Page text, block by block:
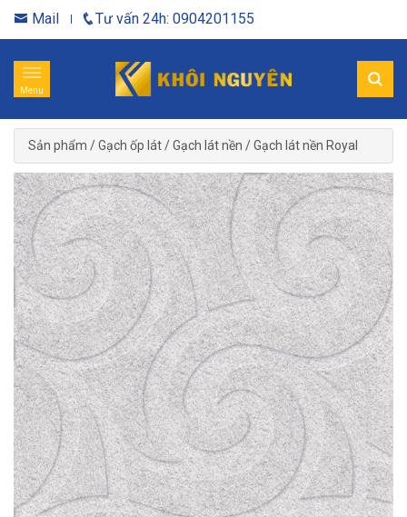
Mail Tư vấn 24h: 0904201155
Menu
Sản phẩm /Gạch ốp lát/Gạch lát nền /Gạch lát nền Royal